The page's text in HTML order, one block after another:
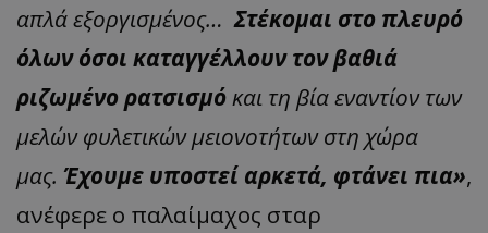
απλά εξοργισμένος…Στέκομαι στο πλευρό
όλων όσοι καταγγέλλουν τον βαθιά
ριζωμένο ρατσισμόκαι τη βία εναντίον των
μελών φυλετικών μειονοτήτων στη χώρα
μας. Έχουμε υποστεί αρκετά, φτάνει πια»,
ανέφερε ο παλαίμαχος σταρ